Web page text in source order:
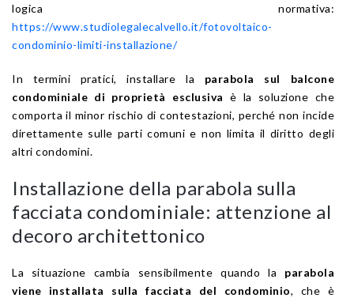
logica normativa:
https://www.studiolegalecalvello.it/fotovoltaico-
condominio-limiti-installazione/
In termini pratici, installare la parabola sul balcone
condominiale di proprietà esclusiva è la soluzione che
comporta il minor rischio di contestazioni, perché non incide
direttamente sulle parti comuni e non limita il diritto degli
altri condomini.
Installazione della parabola sulla
facciata condominiale: attenzione al
decoro architettonico
La situazione cambia sensibilmente quando la parabola
viene installata sulla facciata del condominio, che è